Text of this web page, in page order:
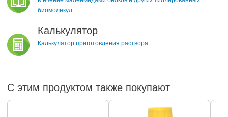
биомолекул
Калькулятор
Калькулятор приготовления раствора
С этим продуктом также покупают